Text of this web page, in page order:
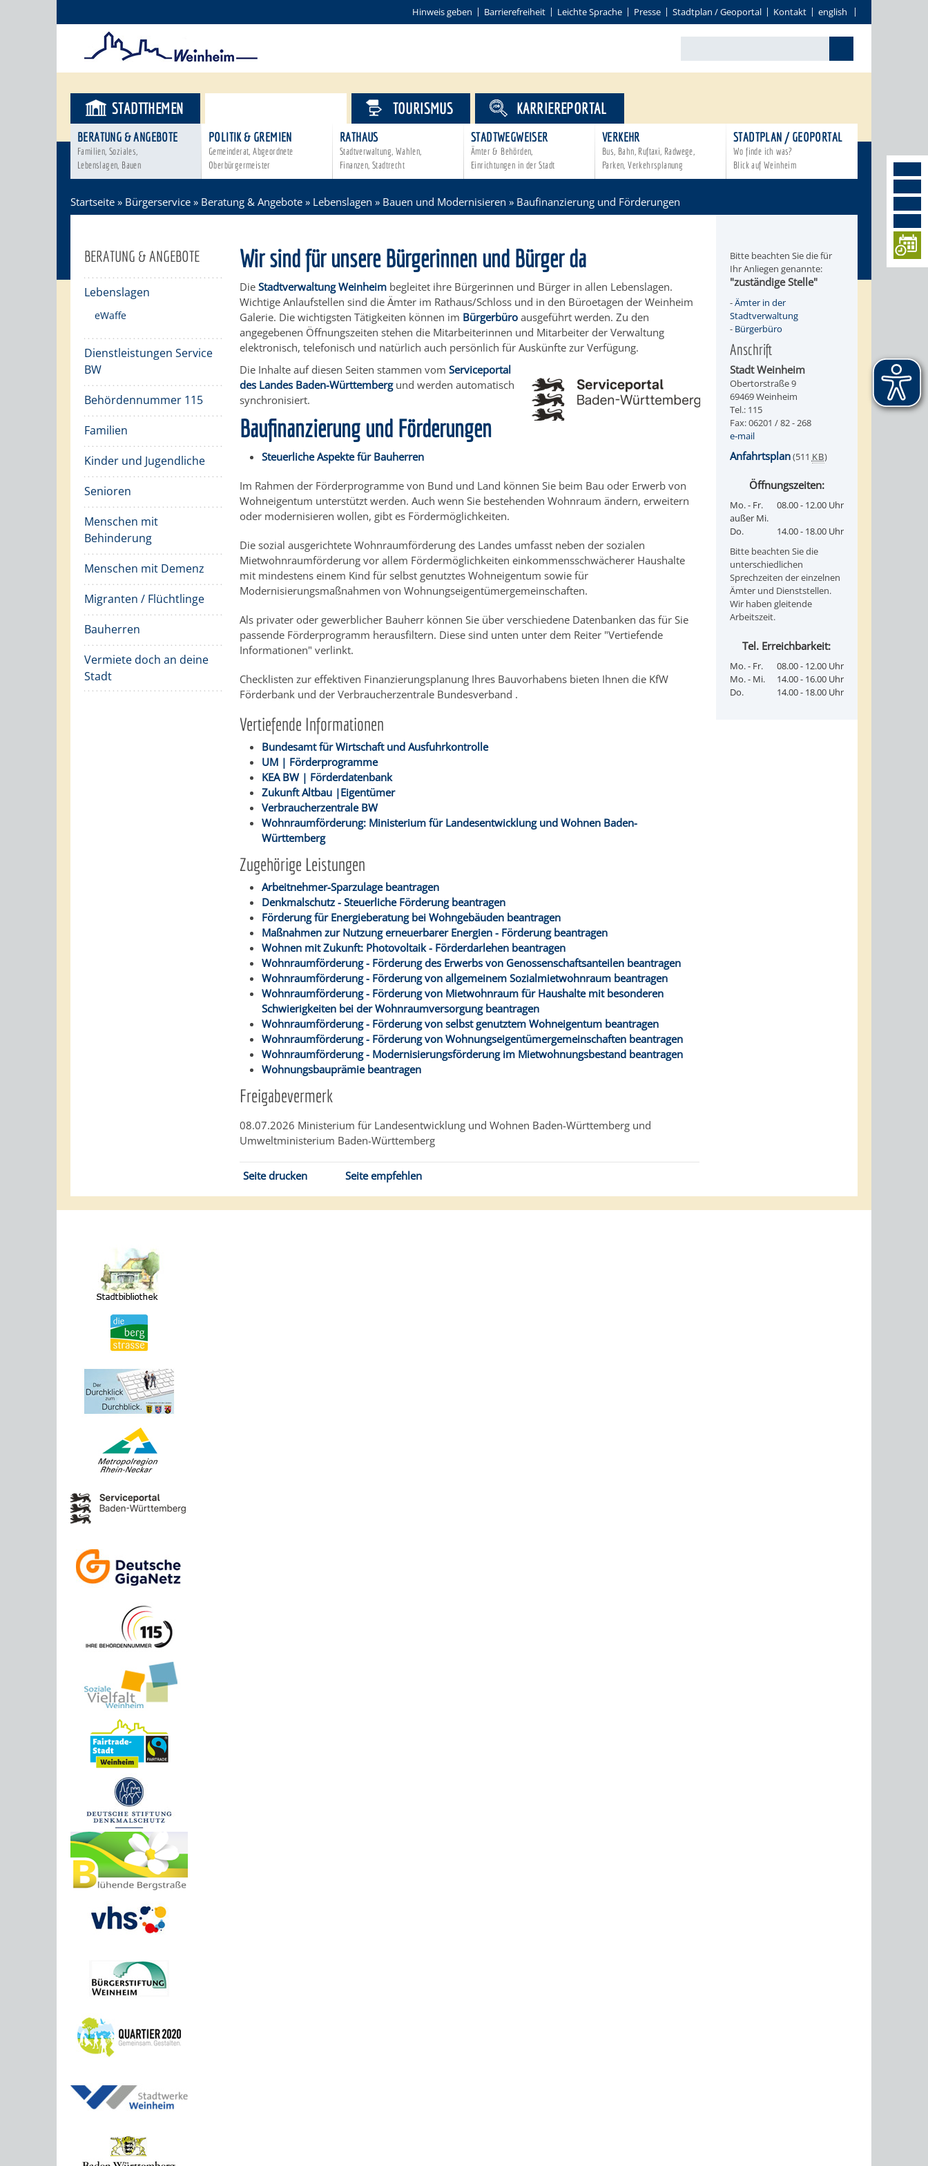
Hinweis geben Barrierefreiheit Leichte Sprache Presse Stadtplan / Geoportal Kontakt english
STADTTHEMEN
BERATUNG & ANGEBOTE
Familien, Soziales,
Lebenslagen, Bauen
POLITIK & GREMIEN
Gemeinderat, Abgeordnete
Oberbürgermeister
RATHAUS
Stadtverwaltung, Wahlen,
Finanzen, Stadtrecht
STADTWEGWEISER
Ämter & Behörden,
Einrichtungen in der Stadt
VERKEHR
Bus, Bahn, Ruftaxi, Radwege,
Parken, Verkehrsplanung
STADTPLAN / GEOPORTAL
Wo finde ich was?
Blick auf Weinheim
TOURISMUS KARRIEREPORTAL
Startseite » Bürgerservice » Beratung & Angebote » Lebenslagen » Bauen und Modernisieren » Baufinanzierung und Förderungen
BERATUNG & ANGEBOTE
Lebenslagen
eWaffe
Dienstleistungen Service
BW
Behördennummer 115
Familien
Kinder und Jugendliche
Senioren
Menschen mit
Behinderung
Menschen mit Demenz
Migranten / Flüchtlinge
Bauherren
Vermiete doch an deine
Stadt
Wir sind für unsere Bürgerinnen und Bürger da
DieStadtverwaltung Weinheim begleitet ihre Bürgerinnen und Bürger in allen Lebenslagen.
Wichtige Anlaufstellen sind die Ämter im Rathaus/Schloss und in den Büroetagen der Weinheim
Galerie. Die wichtigsten Tätigkeiten können im Bürgerbüro ausgeführt werden. Zu den
angegebenen Öffnungszeiten stehen die Mitarbeiterinnen und Mitarbeiter der Verwaltung
elektronisch, telefonisch und natürlich auch persönlich für Auskünfte zur Verfügung.
Die Inhalte auf diesen Seiten stammen vomServiceportal
des Landes Baden-Württembergund werden automatisch
synchronisiert.
Baufinanzierung und Förderungen
Steuerliche Aspekte für Bauherren
Im Rahmen der Förderprogramme von Bund und Land können Sie beim Bau oder Erwerb von
Wohneigentum unterstützt werden. Auch wenn Sie bestehenden Wohnraum ändern, erweitern
oder modernisieren wollen, gibt es Fördermöglichkeiten.
Die sozial ausgerichtete Wohnraumförderung des Landes umfasst neben der sozialen
Mietwohnraumförderung vor allem Fördermöglichkeiten einkommensschwächerer Haushalte
mit mindestens einem Kind für selbst genutztes Wohneigentum sowie für
Modernisierungsmaßnahmen von Wohnungseigentümergemeinschaften.
Als privater oder gewerblicher Bauherr können Sie über verschiedene Datenbanken das für Sie
passende Förderprogramm herausfiltern. Diese sind unten unter dem Reiter "Vertiefende
Informationen" verlinkt.
Checklisten zur effektiven Finanzierungsplanung Ihres Bauvorhabens bieten Ihnen die KfW
Förderbank und der Verbraucherzentrale Bundesverband .
Vertiefende Informationen
Bundesamt für Wirtschaft und Ausfuhrkontrolle
UM | Förderprogramme
KEA BW | Förderdatenbank
Zukunft Altbau |Eigentümer
Verbraucherzentrale BW
Wohnraumförderung: Ministerium für Landesentwicklung und Wohnen Baden-
Württemberg
Zugehörige Leistungen
Arbeitnehmer-Sparzulage beantragen
Denkmalschutz - Steuerliche Förderung beantragen
Förderung für Energieberatung bei Wohngebäuden beantragen
Maßnahmen zur Nutzung erneuerbarer Energien - Förderung beantragen
Wohnen mit Zukunft: Photovoltaik - Förderdarlehen beantragen
Wohnraumförderung - Förderung des Erwerbs von Genossenschaftsanteilen beantragen
Wohnraumförderung - Förderung von allgemeinem Sozialmietwohnraum beantragen
Wohnraumförderung - Förderung von Mietwohnraum für Haushalte mit besonderen
Schwierigkeiten bei der Wohnraumversorgung beantragen
Wohnraumförderung - Förderung von selbst genutztem Wohneigentum beantragen
Wohnraumförderung - Förderung von Wohnungseigentümergemeinschaften beantragen
Wohnraumförderung - Modernisierungsförderung im Mietwohnungsbestand beantragen
Wohnungsbauprämie beantragen
Freigabevermerk
08.07.2026 Ministerium für Landesentwicklung und Wohnen Baden-Württemberg und
Umweltministerium Baden-Württemberg
Seite drucken Seite empfehlen
Bitte beachten Sie die für
Ihr Anliegen genannte:
"zuständige Stelle"
-Ämter in der
Stadtverwaltung
- Bürgerbüro
Anschrift
Stadt Weinheim
Obertorstraße 9
69469 Weinheim
Tel.: 115
Fax: 06201 / 82 - 268
e-mail
Anfahrtsplan(511 KB)
Öffnungszeiten:
Mo. - Fr.
außer Mi.
08.00 - 12.00 Uhr
Do.
14.00 - 18.00 Uhr
Bitte beachten Sie die
unterschiedlichen
Sprechzeiten der einzelnen
Ämter und Dienststellen.
Wir haben gleitende
Arbeitszeit.
Tel. Erreichbarkeit:
Mo. - Fr.
08.00 - 12.00 Uhr
Mo. - Mi.
14.00 - 16.00 Uhr
Do.
14.00 - 18.00 Uhr